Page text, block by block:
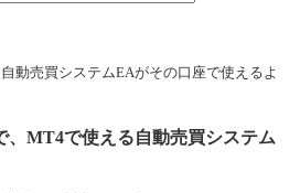
動売買システムEAがその口座で使えるよ
、MT4で使える自動売買システム